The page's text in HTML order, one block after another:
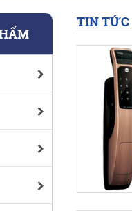
TIN TỨC